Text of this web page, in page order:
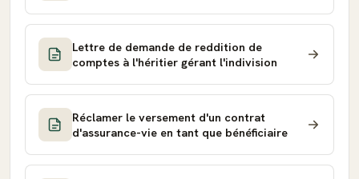
Lettre de demande de reddition de
comptes à l'héritier gérant l'indivision
Réclamer le versement d'un contrat
d'assurance-vie en tant que bénéficiaire